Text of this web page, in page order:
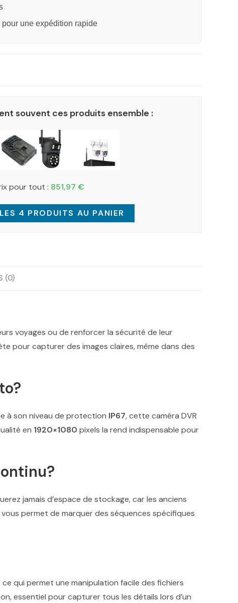
une expédition rapide
souvent ces produits ensemble :
pour tout : 851,97 €
4 PRODUITS AU PANIER
(0)
voyages ou de renforcer la sécurité de leur
pour capturer des images claires, même dans des
à son niveau de protection IP67, cette caméra DVR
en 1920×1080 pixels la rend indispensable pour
jamais d’espace de stockage, car les anciens
vous permet de marquer des séquences spécifiques
ce qui permet une manipulation facile des fichiers
essentiel pour capturer tous les détails lors d’un